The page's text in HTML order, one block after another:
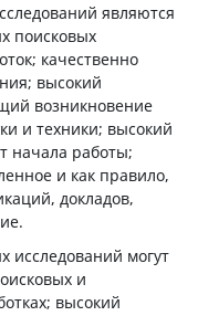
являются
поисковых
качественно
высокий
возникновение
и техники; высокий
начала работы;
и как правило,
докладов,
исследований могут
и
высокий